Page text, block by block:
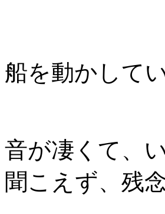
船を動かして
音が凄くて、
聞こえず、残念